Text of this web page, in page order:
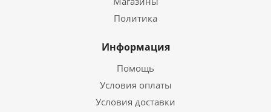
Политика
Информация
Помощь
Условия оплаты
Условия доставки